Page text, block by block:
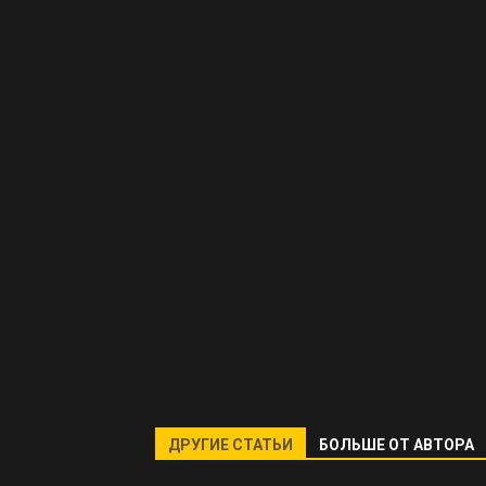
ДРУГИЕ СТАТЬИ БОЛЬШЕ ОТ АВТОРА